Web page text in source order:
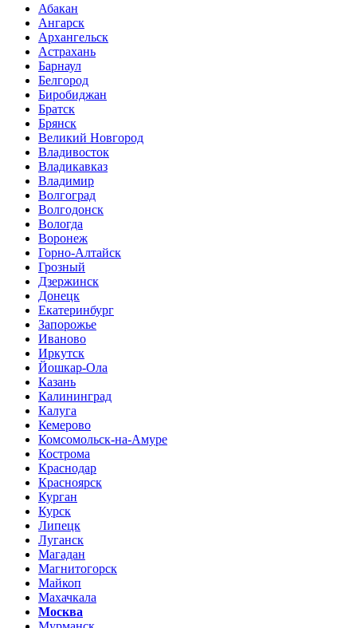
Абакан
Ангарск
Архангельск
Астрахань
Барнаул
Белгород
Биробиджан
Братск
Брянск
Великий Новгород
Владивосток
Владикавказ
Владимир
Волгоград
Волгодонск
Вологда
Воронеж
Горно-Алтайск
Грозный
Дзержинск
Донецк
Екатеринбург
Запорожье
Иваново
Иркутск
Йошкар-Ола
Казань
Калининград
Калуга
Кемерово
Комсомольск-на-Амуре
Кострома
Краснодар
Красноярск
Курган
Курск
Липецк
Луганск
Магадан
Магнитогорск
Майкоп
Махачкала
Москва